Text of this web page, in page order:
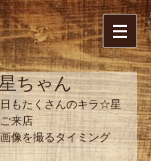
ちゃん
もたくさんのキラ☆星
来店
像を撮るタイミング